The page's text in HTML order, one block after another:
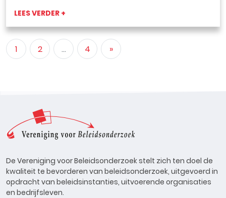
LEES VERDER +
1 2 ... 4 »
De Vereniging voor Beleidsonderzoek stelt zich ten doel de
kwaliteit te bevorderen van beleidsonderzoek, uitgevoerd in
opdracht van beleidsinstanties, uitvoerende organisaties
en bedrijfsleven.